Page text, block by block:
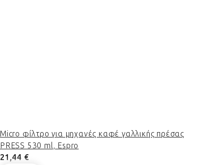
Micro φίλτρο για μηχανές καφέ γαλλικής πρέσας
PRESS 530 ml, Espro
21,44 €